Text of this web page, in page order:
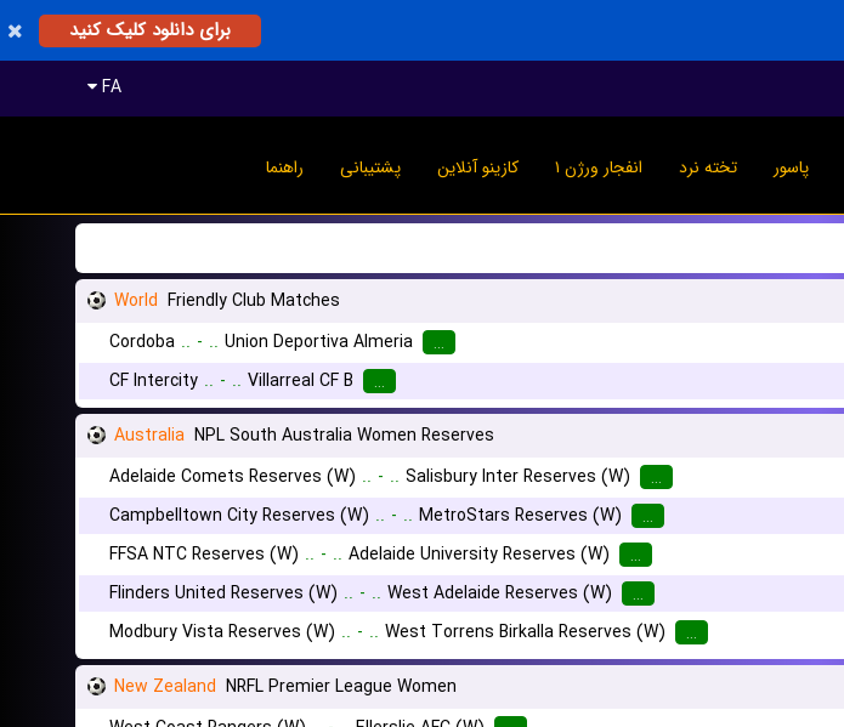
برای دانلود کلیک کنید
FA
پاسور تخته نرد انفجار ورژن ۱ کازینو آنلاین پشتیبانی راهنما
World Friendly Club Matches
Cordoba .. - .. Union Deportiva Almeria ...
CF Intercity .. - .. Villarreal CF B ...
Australia NPL South Australia Women Reserves
Adelaide Comets Reserves (W) .. - .. Salisbury Inter Reserves (W) ...
Campbelltown City Reserves (W) .. - .. MetroStars Reserves (W) ...
FFSA NTC Reserves (W) .. - .. Adelaide University Reserves (W) ...
Flinders United Reserves (W) .. - .. West Adelaide Reserves (W) ...
Modbury Vista Reserves (W) .. - .. West Torrens Birkalla Reserves (W) ...
New Zealand NRFL Premier League Women